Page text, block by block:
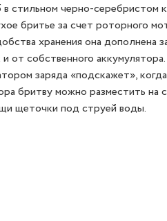
стильном черно-
бритье за счет роторного
хранения она
от собственного
заряда «подскажет»,
бритву можно разместить
щеточки под струей воды.